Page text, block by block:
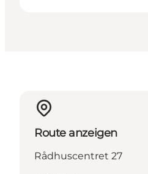
Route anzeigen
Rådhuscentret 27